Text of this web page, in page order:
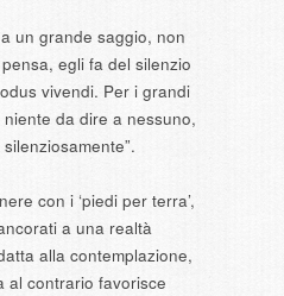
un grande saggio, non
egli fa del silenzio
vivendi. Per i grandi
niente da dire a nessuno,
con i ‘piedi per terra’,
a una realtà
alla contemplazione,
al contrario favorisce